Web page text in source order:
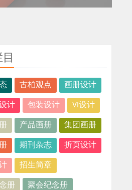
古柏观点 画册设计
计 包装设计 VI设计
产品画册 集团画册
期刊杂志 折页设计
招生简章
册 聚会纪念册